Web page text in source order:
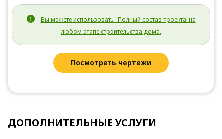
Вы можете использовать "Полный состав проекта"на
любом этапе строительства дома.
Посмотреть чертежи
ДОПОЛНИТЕЛЬНЫЕ УСЛУГИ